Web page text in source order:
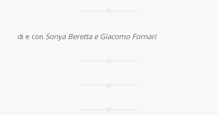
di e con Sonya Beretta e Giacomo Fornari